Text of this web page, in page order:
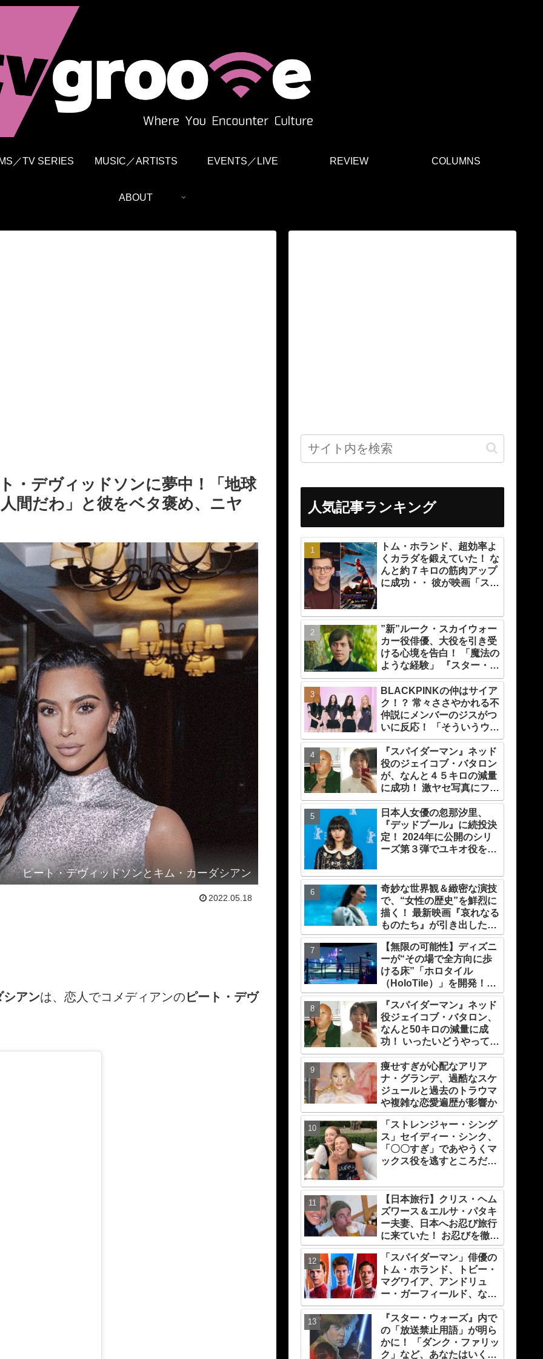
／TV SERIES MUSIC／ARTISTS EVENTS／LIVE REVIEW COLUMNS
ABOUT
・デヴィッドソンに夢中！「地球
間だわ」と彼をベタ褒め、ニヤ
ピート・デヴィッドソンとキム・カーダシアン
2022.05.18
シアンは、恋人でコメディアンのピート・デヴ
人気記事ランキング
トム・ホランド、超効率よ
くカラダを鍛えていた！ な
んと約７キロの筋肉アップ
に成功・・ 彼が映画「スパ
法とは？
”新”ルーク・スカイウォー
カー役俳優、大役を引き受
ける心境を告白！ 「魔法の
ような経験」 『スター・ウ
ォーズ』の一員になれたこ
とによろこび爆発
BLACKPINKの仲はサイア
ク！？ 常々ささやかれる不
仲説にメンバーのジスがつ
いに反応！ 「そういうウワ
サをネットで見るたび
に・・」
『スパイダーマン』ネッド
役のジェイコブ・バタロン
が、なんと４５キロの減量
に成功！ 激ヤセ写真にファ
ンたちもビックリ[写真あ
り]
日本人女優の忽那汐里、
『デッドプール』に続投決
定！ 2024年に公開のシリ
ーズ第３弾でユキオ役を再
奇妙な世界観＆緻密な演技
で、“女性の歴史”を鮮烈に
描く！ 最新映画『哀れなる
ものたち』が引き出したエ
マ・ストーンのオーラと怪
演、そして緻密すぎる演技
力！ これは女性の“自由意
志”の物語［レビュー＆解
説］
【無限の可能性】ディズニ
ーが“その場で全方向に歩
ける床”「ホロタイル
（HoloTile）」を開発！
VR空間を自在に動けるよ
うに【『レディプレ』実現
への大きな一歩？】
『スパイダーマン』ネッド
役ジェイコブ・バタロン、
なんと50キロの減量に成
功！ いったいどうやって？
彼が取り組んだ運動メニュ
ーや食事療法が明らかに
痩せすぎが心配なアリア
ナ・グランデ、過酷なスケ
ジュールと過去のトラウマ
や複雑な恋愛遍歴が影響か
「ストレンジャー・シング
ス」セイディー・シンク、
「〇〇すぎ」であやうくマ
ックス役を逃すところだっ
変えたものとは？
【日本旅行】クリス・ヘム
ズワース＆エルサ・パタキ
ー夫妻、日本へお忍び旅行
に来ていた！ お忍びを徹底
する理由については「（家
族の）写真を撮られるとキ
レそうになる」からという
過去の発言も
「スパイダーマン」俳優の
トム・ホランド、トビー・
マグワイア、アンドリュ
ー・ガーフィールド、なん
とグループチャットを持っ
ていることが明らかに！ 彼
らが話している内容と
は・・？
『スター・ウォーズ』内で
の「放送禁止用語」が明ら
かに！ 「ダンク・ファリッ
ク」など、あなたはいくつ